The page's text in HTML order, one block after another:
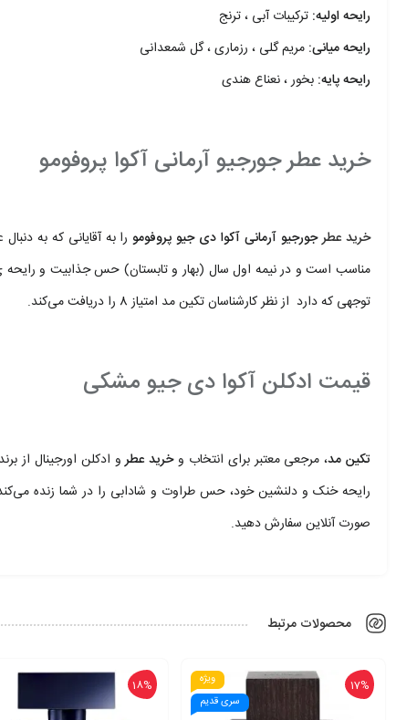
رایحه اولیه: ترکیبات آبی ، ترنج
رایحه میانی: مریم گلی ، رزماری ، گل شمعدانی
رایحه پایه: بخور ، نعناع هندی
خرید عطر جورجیو آرمانی آکوا پروفومو
خرید عطرجورجیو آرمانی آکوا دی جیو پروفومورا به آقایانی که به
مناسب است و در نیمه اول سال (بهار و تابستان) حس جذابیت و
توجهی که دارد از نظر کارشناسان تکین مد امتیاز 8 را دریافت می‌کند.
قیمت ادکلن آکوا دی جیو مشکی
تکین مد، مرجعی معتبر برای انتخاب وخرید عطرو ادکلن اورجینال از
رایحه خنک و دلنشین خود، حس طراوت و شادابی را در شما زنده
صورت آنلاین سفارش دهید.
محصولات مرتبط
ویژه
سری قدیم
17%
18%